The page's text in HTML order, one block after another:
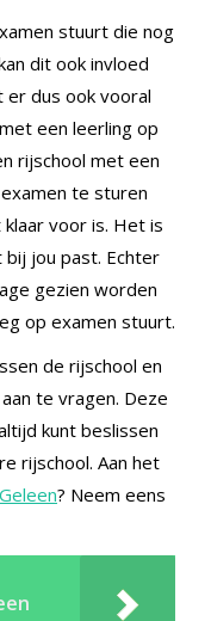
stuurt die nog
dit ook invloed
dus ook vooral
een leerling op
rijschool met een
te sturen
voor is. Het is
jou past. Echter
gezien worden
op examen stuurt.
de rijschool en
te vragen. Deze
kunt beslissen
rijschool. Aan het
? Neem eens